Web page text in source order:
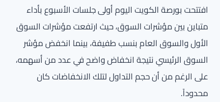
افتتحت بورصة الكويت اليوم أولى جلسات الأسبوع بأداء
متباين بين مؤشرات السوق، حيث ارتفعت مؤشرات السوق
الأول والسوق العام بنسب طفيفة، بينما انخفض مؤشر
السوق الرئيسي نتيجة انخفاض واضح في عدد من أسهمه،
على الرغم من أن حجم التداول لتلك الانخفاضات كان
محدوداً.